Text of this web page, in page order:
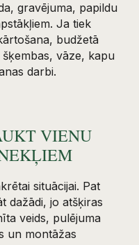
gravējuma, papildu
Ja tiek
budžetā
vāze, kapu
darbi.
VIENU
situācijai. Pat
dažādi, jo atšķiras
veids, pulējuma
un montāžas